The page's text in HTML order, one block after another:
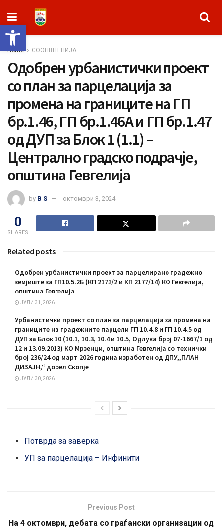
Open toolbar
Home СООПШТЕНИЈА
Одобрен урбанистички проект
со план за парцелација за
промена на границите на ГП
бр.1.46, ГП бр.1.46А и ГП бр.1.47
од ДУП за Блок 1 (1.1) –
Централно градско подрачје,
општина Гевгелија
by B S октомври 3, 2024
0
SHARES
Related posts
Одобрен урбанистички проект за парцелирано градежно
земјиште за ГП10.5.2Б (КП 2173/2 и КП 2177/14) КО Гевгелија,
општина Гевгелија
ЈУЛИ 31, 2026
Урбанистички проект со план за парцелација за промена на
границите на градежните парцели ГП 10.4.8 и ГП 10.4.5 од
ДУП за Блок 10 (10.1, 10.3, 10.4 и 10.5, Одлука број 07-1667/1 од
12 и 13.09.2013) КО Мрзенци, општина Гевгелија со технички
број 236/24 од март 2026 година изработен од ДПУ,,ПЛАН
ДИЗАЈН,“ дооел Скопје
ЈУЛИ 30, 2026
Потврда за заверка
УП за парцелација – Инфинити
Previous Post
На 4 октомври, дебата со граѓански организации од